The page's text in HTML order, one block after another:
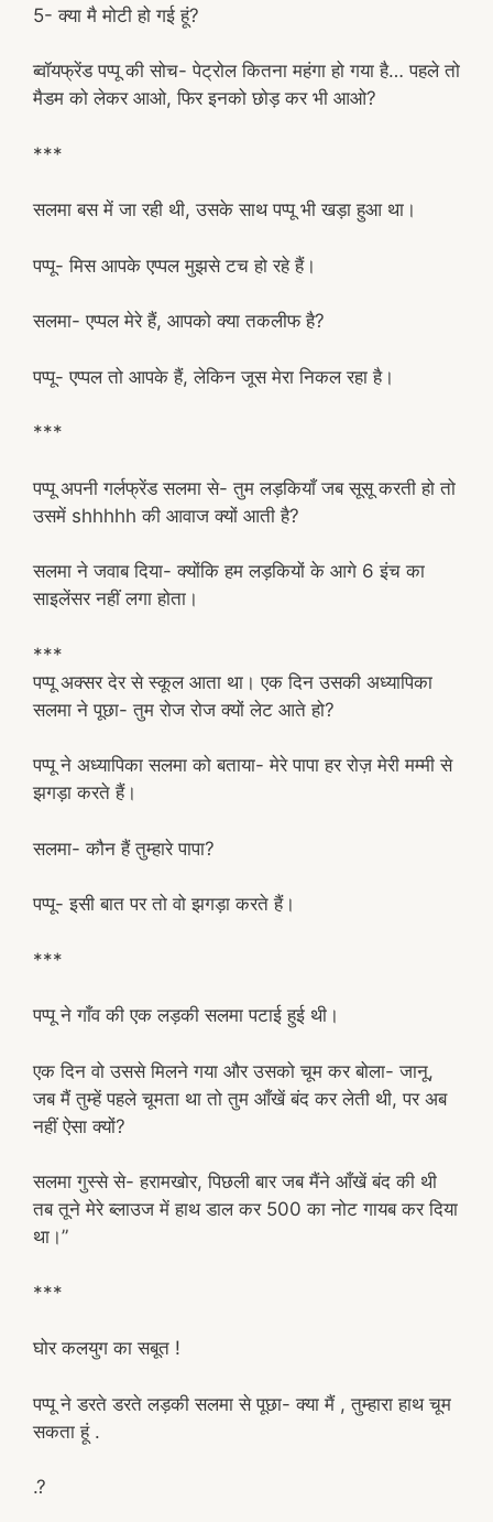
5- क्या मै मोटी हो गई हूं?
ब्वॉयफ्रेंड पप्पू की सोच- पेट्रोल कितना महंगा हो गया है… पहले तो
मैडम को लेकर आओ, फिर इनको छोड़ कर भी आओ?
***
सलमा बस में जा रही थी, उसके साथ पप्पू भी खड़ा हुआ था।
पप्पू- मिस आपके एप्पल मुझसे टच हो रहे हैं।
सलमा- एप्पल मेरे हैं, आपको क्या तकलीफ है?
पप्पू- एप्पल तो आपके हैं, लेकिन जूस मेरा निकल रहा है।
***
पप्पू अपनी गर्लफ्रेंड सलमा से- तुम लड़कियाँ जब सूसू करती हो तो
उसमें shhhhh की आवाज क्यों आती है?
सलमा ने जवाब दिया- क्योंकि हम लड़कियों के आगे 6 इंच का
साइलेंसर नहीं लगा होता।
***
पप्पू अक्सर देर से स्कूल आता था। एक दिन उसकी अध्यापिका
सलमा ने पूछा- तुम रोज रोज क्यों लेट आते हो?
पप्पू ने अध्यापिका सलमा को बताया- मेरे पापा हर रोज़ मेरी मम्मी से
झगड़ा करते हैं।
सलमा- कौन हैं तुम्हारे पापा?
पप्पू- इसी बात पर तो वो झगड़ा करते हैं।
***
पप्पू ने गाँव की एक लड़की सलमा पटाई हुई थी।
एक दिन वो उससे मिलने गया और उसको चूम कर बोला- जानू,
जब मैं तुम्हें पहले चूमता था तो तुम आँखें बंद कर लेती थी, पर अब
नहीं ऐसा क्यों?
सलमा गुस्से से- हरामखोर, पिछली बार जब मैंने आँखें बंद की थी
तब तूने मेरे ब्लाउज में हाथ डाल कर 500 का नोट गायब कर दिया
था।”
***
घोर कलयुग का सबूत !
पप्पू ने डरते डरते लड़की सलमा से पूछा- क्या मैं , तुम्हारा हाथ चूम
सकता हूं .
.?